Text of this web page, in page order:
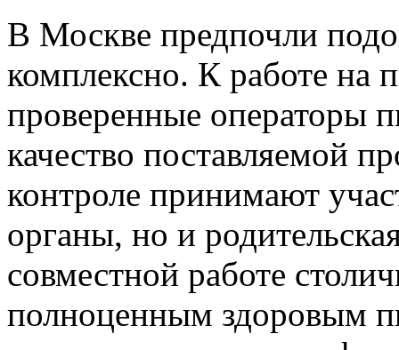
В Москве предпочли
комплексно. К работе на
проверенные операторы
качество поставляемой
контроле принимают
органы, но и
совместной работе
полноценным здоровым